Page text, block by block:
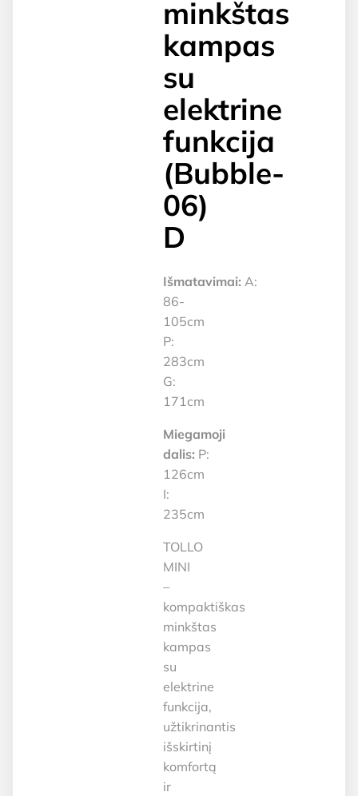
minkštas
kampas
su
elektrine
funkcija
(Bubble-
06)
D
Išmatavimai: A:
86-
105cm
P:
283cm
G:
171cm
Miegamoji
dalis: P:
126cm
I:
235cm
TOLLO
MINI
–
kompaktiškas
minkštas
kampas
su
elektrine
funkcija,
užtikrinantis
išskirtinį
komfortą
ir